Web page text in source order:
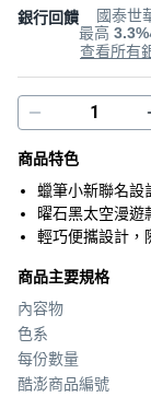
銀行回饋
國泰世
最高
查看所有
商品特色
蠟筆小新聯名設
曜石黑太空漫遊
輕巧便攜設計，
商品主要規格
內容物
色系
每份數量
酷澎商品編號